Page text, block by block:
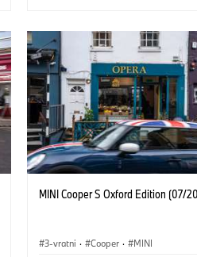
MINI Cooper S Oxford Edition (07/
3-vratni · Cooper · MINI